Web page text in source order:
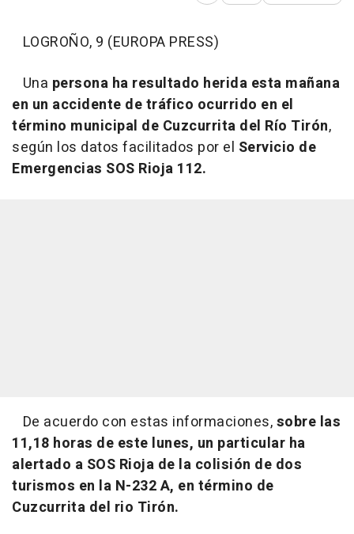
LOGROÑO, 9 (EUROPA PRESS)
Una persona ha resultado herida esta mañana
en un accidente de tráfico ocurrido en el
término municipal de Cuzcurrita del Río Tirón,
según los datos facilitados por el Servicio de
Emergencias SOS Rioja 112.
De acuerdo con estas informaciones,sobre las
11,18 horas de este lunes, un particular ha
alertado a SOS Rioja de la colisión de dos
turismos en la N-232 A, en término de
Cuzcurrita del rio Tirón.